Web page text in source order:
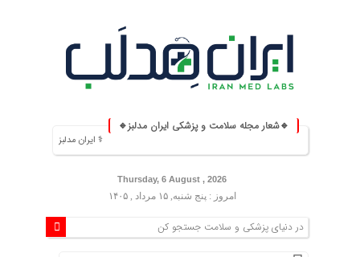
🔹شعار مجله سلامت و پزشکی ایران مدلبز🔹
⚕️ ایران مدلبز؛ پلی بین دانش پزشکی و
Thursday, 6 August , 2026
امروز : پنج شنبه, ۱۵ مرداد , ۱۴۰۵